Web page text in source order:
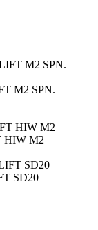
M2 SPN.
HIW M2
SD20